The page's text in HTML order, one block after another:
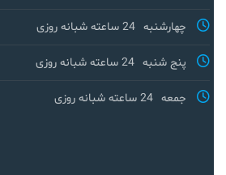
چهارشنبه 24 ساعته شبانه روزی
پنج شنبه 24 ساعته شبانه روزی
جمعه 24 ساعته شبانه روزی